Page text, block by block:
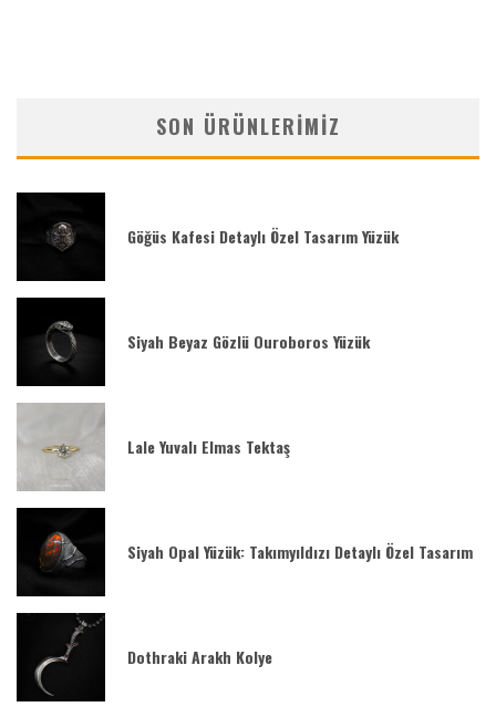
SON ÜRÜNLERIMIZ
Göğüs Kafesi Detaylı Özel Tasarım Yüzük
Siyah Beyaz Gözlü Ouroboros Yüzük
Lale Yuvalı Elmas Tektaş
Siyah Opal Yüzük: Takımyıldızı Detaylı Özel Tasarım
Dothraki Arakh Kolye